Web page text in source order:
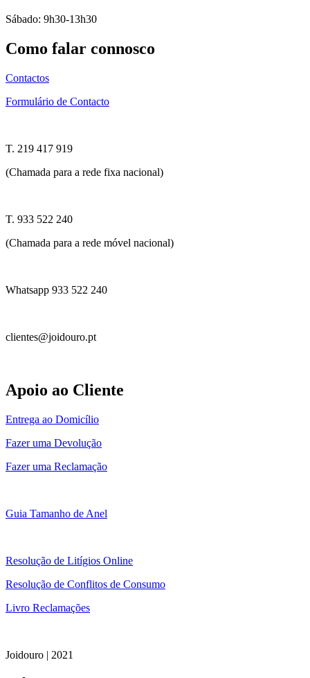
Sábado: 9h30-13h30
Como falar connosco
Contactos
Formulário de Contacto
T. 219 417 919
(Chamada para a rede fixa nacional)
T. 933 522 240
(Chamada para a rede móvel nacional)
Whatsapp 933 522 240
clientes@joidouro.pt
Apoio ao Cliente
Entrega ao Domicílio
Fazer uma Devolução
Fazer uma Reclamação
Guia Tamanho de Anel
Resolução de Litígios Online
Resolução de Conflitos de Consumo
Livro Reclamações
Joidouro | 2021